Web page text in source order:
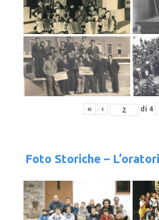
« ‹ di 4
Foto Storiche –